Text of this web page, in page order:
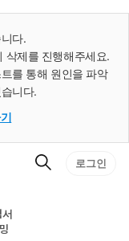
다.
삭제를 진행해주세요.
를 통해 원인을 파악
니다.
검
로그인
서